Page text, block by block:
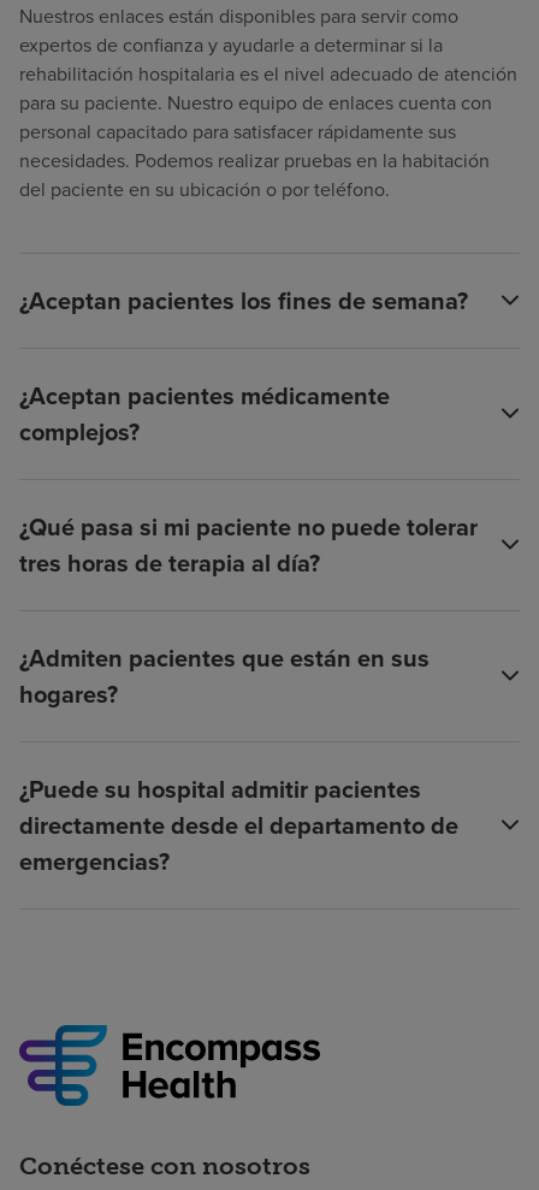
Nuestros enlaces están disponibles para servir como
expertos de confianza y ayudarle a determinar si la
rehabilitación hospitalaria es el nivel adecuado de atención
para su paciente. Nuestro equipo de enlaces cuenta con
personal capacitado para satisfacer rápidamente sus
necesidades. Podemos realizar pruebas en la habitación
del paciente en su ubicación o por teléfono.
¿Aceptan pacientes los fines de semana?
¿Aceptan pacientes médicamente
complejos?
¿Qué pasa si mi paciente no puede tolerar
tres horas de terapia al día?
¿Admiten pacientes que están en sus
hogares?
¿Puede su hospital admitir pacientes
directamente desde el departamento de
emergencias?
Conéctese con nosotros